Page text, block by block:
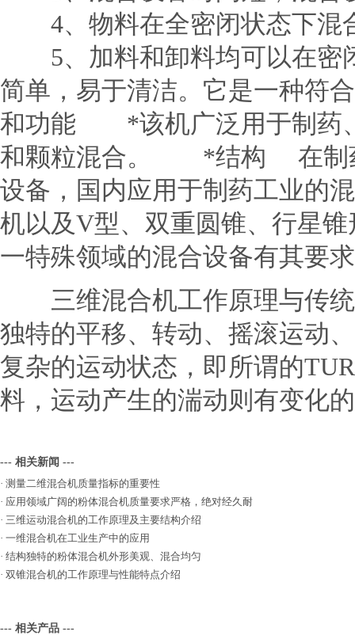
4、物料在全密闭状态下混
5、加料和卸料均可以在密
简单，易于清洁。它是一种
和功能 *该机广泛用于制药、
和颗粒混合。 *结构 在制药
设备，国内应用于制药工业的
机以及V型、双重圆锥、行星
一特殊领域的混合设备有其要
三维混合机工作原理与传统
独特的平移、转动、摇滚运动
复杂的运动状态，即所谓的
料，运动产生的湍动则有变化
--- 相关新闻 ---
· 测量二维混合机质量指标的重要性
· 应用领域广阔的粉体混合机质量要求严格，绝对经久耐
· 三维运动混合机的工作原理及主要结构介绍
· 一维混合机在工业生产中的应用
· 结构独特的粉体混合机外形美观、混合均匀
· 双锥混合机的工作原理与性能特点介绍
--- 相关产品 ---